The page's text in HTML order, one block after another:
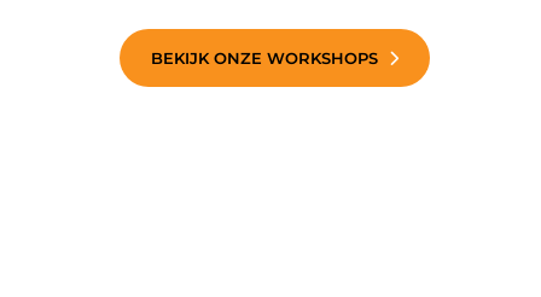
BEKIJK ONZE WORKSHOPS